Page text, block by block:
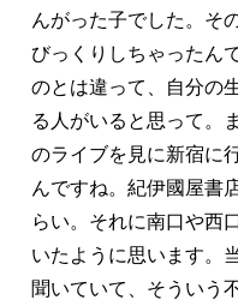
んがった子でした。そ
びっくりしちゃったん
のとは違って、自分の
る人がいると思って。
のライブを見に新宿に
んですね。紀伊國屋書
らい。それに南口や西
いたように思います。
聞いていて、そういう